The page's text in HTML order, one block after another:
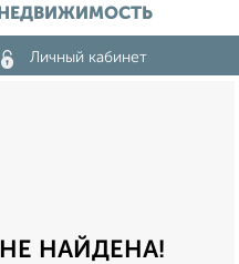
Личный кабинет
НАЙДЕНА!